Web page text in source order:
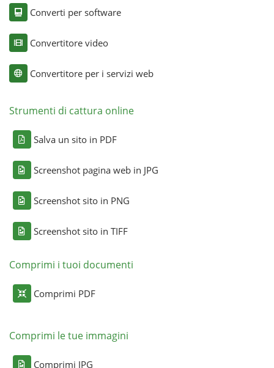
Converti per software
Convertitore video
Convertitore per i servizi web
Strumenti di cattura online
Salva un sito in PDF
Screenshot pagina web in JPG
Screenshot sito in PNG
Screenshot sito in TIFF
Comprimi i tuoi documenti
Comprimi PDF
Comprimi le tue immagini
Comprimi JPG